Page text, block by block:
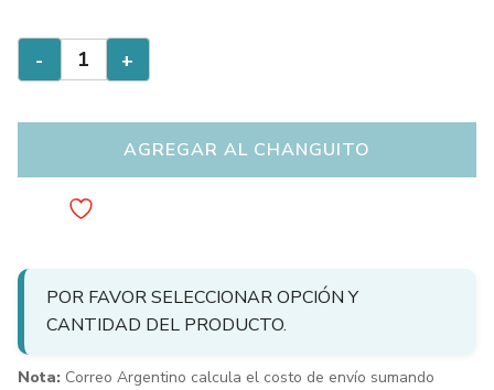
-
Para
King
y
Queen
Americanas
Premium
Bordadas
cantidad
+
AGREGAR AL CHANGUITO
POR FAVOR SELECCIONAR OPCIÓN Y
CANTIDAD DEL PRODUCTO.
Nota: Correo Argentino calcula el costo de envío sumando